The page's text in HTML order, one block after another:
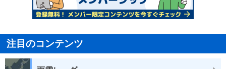
注目のコンテンツ